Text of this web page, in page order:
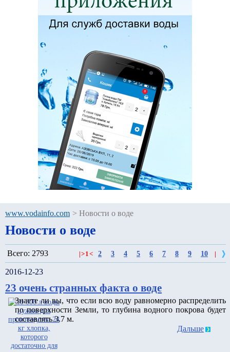
www.vodainfo.com > Новости о воде
Новости о воде
Всего: 2793 >1< 2 3 4 5 6 7 8 9 10
2016-12-23
23 очень странных факта о воде
Знаете ли вы, что если всю воду равномерно распределить
по поверхности Земли, то глубина водного покрова будет
составлять 3.7 м.
Дальше